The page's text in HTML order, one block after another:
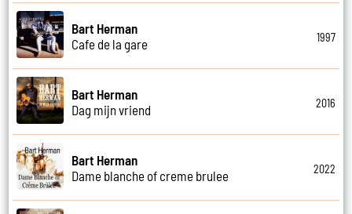
Bart Herman
Cafe de la gare
1997
Bart Herman
Dag mijn vriend
2016
Bart Herman
Dame blanche of creme brulee
2022